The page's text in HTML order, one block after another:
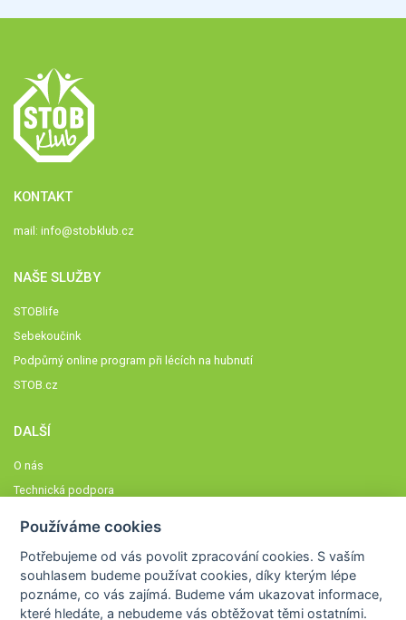
KONTAKT
mail: info@stobklub.cz
NAŠE SLUŽBY
STOBlife
Sebekoučink
Podpůrný online program při lécích na hubnutí
STOB.cz
DALŠÍ
O nás
Technická podpora
Členové STOBklubu
Zásady nakládání s osobními údaji
Otestujte se
Používáme cookies
Potřebujeme od vás povolit zpracování cookies. S vaším
souhlasem budeme používat cookies, díky kterým lépe
poznáme,co vás zajímá. Budeme vám ukazovat informace,
které hledáte, a nebudeme vás obtěžovat těmi ostatními.